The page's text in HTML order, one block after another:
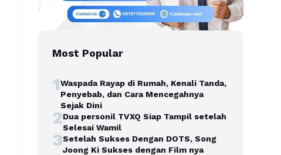
Most Popular
1Waspada Rayap di Rumah, Kenali Tanda,
Penyebab, dan Cara Mencegahnya
Sejak Dini
2Dua personil TVXQ Siap Tampil setelah
Selesai Wamil
3Setelah Sukses Dengan DOTS, Song
Joong Ki Sukses dengan Film nya